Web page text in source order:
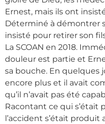
Ernest, mais ils ont
Déterminé à démontrer
insisté pour retirer son
La SCOAN en 2018.
douleur est partie et
sa bouche. En quelques
encore plus et il avait
qu’il n’avait pas été
Racontant ce qui s’était
l’accident s’était produit